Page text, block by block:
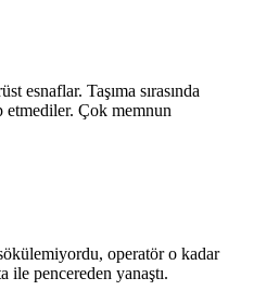
esnaflar. Taşıma sırasında
etmediler. Çok memnun
operatör o kadar
ile pencereden yanaştı.